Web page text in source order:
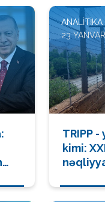
ANALITIKA
23
TRIPP
kimi: